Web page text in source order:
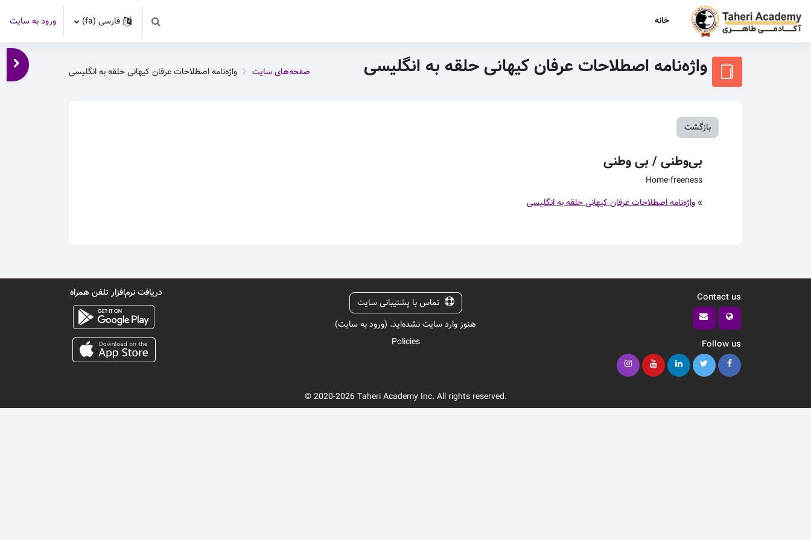
خانه
Toggle search input
فارسی ‎(fa)‎ ورود به سایت
واژه‌نامه اصطلاحات عرفان کیهانی حلقه به انگلیسی صفحه‌های سایت واژه‌نامه اصطلاحات عرفان کیهانی حلقه به انگلیسی
باز
بازگشت
بی‌وطنی / بی وطنی
Home-freeness
» واژه‌نامه اصطلاحات عرفان کیهانی حلقه به انگلیسی
Contact us
Follow us
تماس با پشتیبانی سایت
هنوز وارد سایت نشده‌اید. (ورود به سایت)
Policies
دریافت نرم‌افزار تلفن همراه
© 2020-2026 Taheri Academy Inc. All rights reserved.